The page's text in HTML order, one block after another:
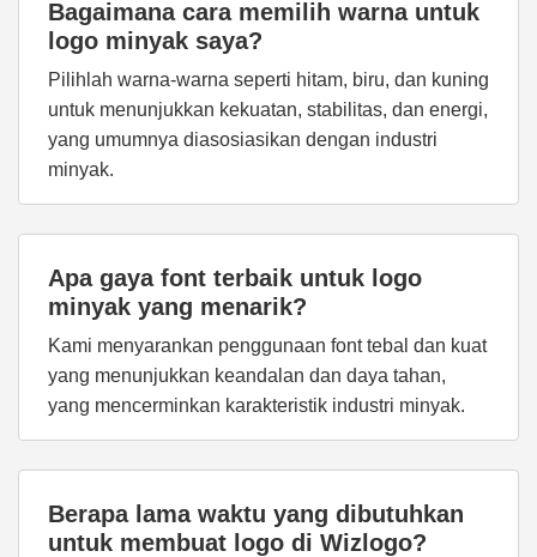
Bagaimana cara memilih warna untuk
logo minyak saya?
Pilihlah warna-warna seperti hitam, biru, dan kuning
untuk menunjukkan kekuatan, stabilitas, dan energi,
yang umumnya diasosiasikan dengan industri
minyak.
Apa gaya font terbaik untuk logo
minyak yang menarik?
Kami menyarankan penggunaan font tebal dan kuat
yang menunjukkan keandalan dan daya tahan,
yang mencerminkan karakteristik industri minyak.
Berapa lama waktu yang dibutuhkan
untuk membuat logo di Wizlogo?